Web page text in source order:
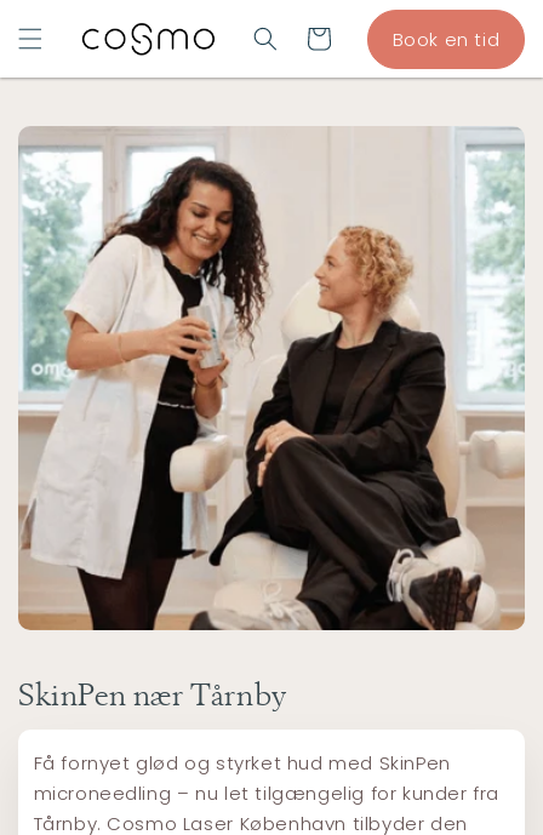
INDHOLD
Indkøbskurv Book en tid
SkinPen nær Tårnby
Få fornyet glød og styrket hud med SkinPen
microneedling – nu let tilgængelig for kunder fra
Tårnby. Cosmo Laser København tilbyder den